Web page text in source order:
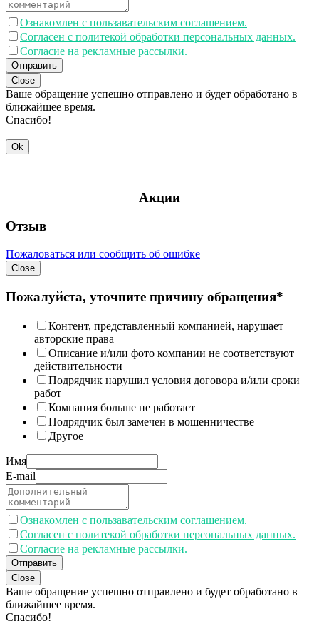
Ознакомлен с пользавательским соглашением.
Согласен с политекой обработки персональных данных.
Согласие на рекламные рассылки.
Отправить
Close
Ваше обращение успешно отправлено и будет обработано в
ближайшее время.
Спасибо!
Ok
Акции
Отзыв
Пожаловаться или сообщить об ошибке
Close
Пожалуйста, уточните причину обращения*
Контент, представленный компанией, нарушает
авторские права
Описание и/или фото компании не соответствуют
действительности
Подрядчик нарушил условия договора и/или сроки
работ
Компания больше не работает
Подрядчик был замечен в мошенничестве
Другое
Имя
E-mail
Ознакомлен с пользавательским соглашением.
Согласен с политекой обработки персональных данных.
Согласие на рекламные рассылки.
Отправить
Close
Ваше обращение успешно отправлено и будет обработано в
ближайшее время.
Спасибо!